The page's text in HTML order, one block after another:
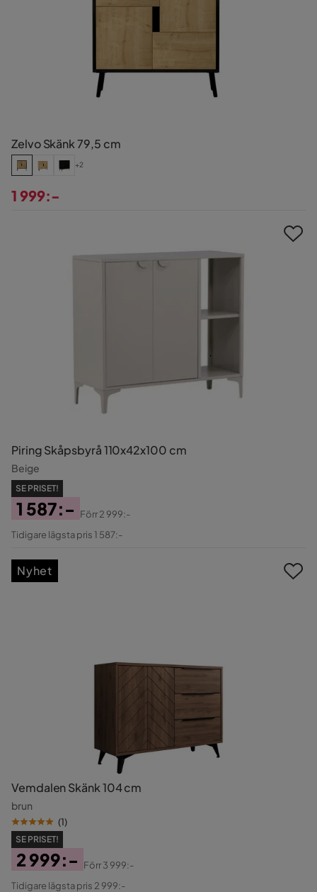
Zelvo Skänk 79,5 cm
+2
1 999:-
Piring Skåpsbyrå 110x42x100 cm
Beige
SE PRISET!
Pris
1 587:-
Original
Förr2 999:-
Tidigare lägsta pris 1 587:-
Vemdalen Skänk 104 cm
brun
(1)
SE PRISET!
Pris
2 999:-
Original
Förr3 999:-
Tidigare lägsta pris 2 999:-
Nyhet